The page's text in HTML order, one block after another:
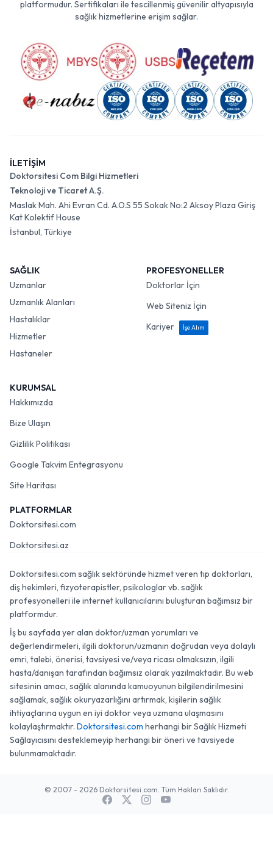
platformudur. Sertifikaları ile tescillenmiş güvenilir altyapısıyla
sağlık hizmetlerine erişim sağlar.
İLETİŞİM
Doktorsitesi Com Bilgi Hizmetleri
Teknoloji ve Ticaret A.Ş.
Maslak Mah. Ahi Evran Cd. A.O.S 55 Sokak No:2 Aksoy Plaza Giriş
Kat Kolektif House
İstanbul, Türkiye
SAĞLIK
Uzmanlar
Uzmanlık Alanları
Hastalıklar
Hizmetler
Hastaneler
PROFESYONELLER
Doktorlar İçin
Web Siteniz İçin
Kariyer
İşe Alım
KURUMSAL
Hakkımızda
Bize Ulaşın
Gizlilik Politikası
Google Takvim Entegrasyonu
Site Haritası
PLATFORMLAR
Doktorsitesi.com
Doktorsitesi.az
Doktorsitesi.com sağlık sektöründe hizmet veren tıp doktorları,
diş hekimleri, fizyoterapistler, psikologlar vb. sağlık
profesyonelleri ile internet kullanıcılarını buluşturan bağımsız bir
platformdur.
İş bu sayfada yer alan doktor/uzman yorumları ve
değerlendirmeleri, ilgili doktorun/uzmanın doğrudan veya dolaylı
emri, talebi, önerisi, tavsiyesi ve/veya ricası olmaksızın, ilgili
hasta/danışan tarafından bağımsız olarak yazılmaktadır. Bu web
sitesinin amacı, sağlık alanında kamuoyunun bilgilendirilmesini
sağlamak, sağlık okuryazarlığını artırmak, kişilerin sağlık
ihtiyaçlarına uygun en iyi doktor veya uzmana ulaşmasını
kolaylaştırmaktır. Doktorsitesi.com herhangi bir Sağlık Hizmeti
Sağlayıcısını desteklemeyip herhangi bir öneri ve tavsiyede
bulunmamaktadır.
© 2007 - 2026 Doktorsitesi.com. Tüm Hakları Saklıdır.